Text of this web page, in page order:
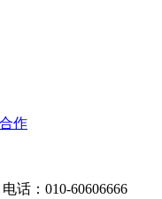
作
话：010-60606666